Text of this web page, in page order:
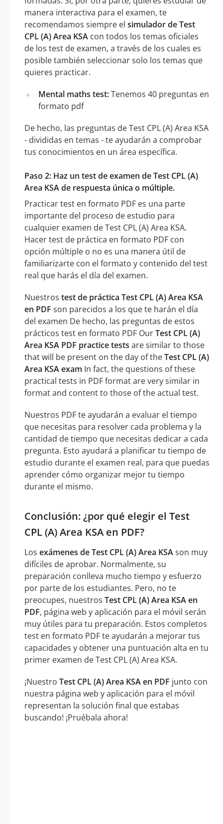
manera interactiva para el examen, te
recomendamos siempre el simulador de Test
CPL (A) Area KSA con todos los temas oficiales
de los test de examen, a través de los cuales es
posible también seleccionar solo los temas que
quieres practicar.
Mental maths test:Tenemos 40 preguntas en
formato pdf
De hecho, las preguntas de Test CPL (A) Area KSA
- divididas en temas - te ayudarán a comprobar
tus conocimientos en un área específica.
Paso 2: Haz un test de examen de Test CPL (A)
Area KSA de respuesta única o múltiple.
Practicar test en formato PDF es una parte
importante del proceso de estudio para
cualquier examen de Test CPL (A) Area KSA.
Hacer test de práctica en formato PDF con
opción múltiple o no es una manera útil de
familiarizarte con el formato y contenido del test
real que harás el día del examen.
Nuestros test de práctica Test CPL (A) Area KSA
en PDF son parecidos a los que te harán el día
del examen De hecho, las preguntas de estos
prácticos test en formato PDF OurTest CPL (A)
Area KSA PDF practice tests are similar to those
that will be present on the day of theTest CPL (A)
Area KSA exam In fact, the questions of these
practical tests in PDF format are very similar in
format and content to those of the actual test.
Nuestros PDF te ayudarán a evaluar el tiempo
que necesitas para resolver cada problema y la
cantidad de tiempo que necesitas dedicar a cada
pregunta. Esto ayudará a planificar tu tiempo de
estudio durante el examen real, para que puedas
aprender cómo organizar mejor tu tiempo
durante el mismo.
Conclusión: ¿por qué elegir el Test
CPL (A) Area KSA en PDF?
Los exámenes de Test CPL (A) Area KSAson muy
difíciles de aprobar. Normalmente, su
preparación conlleva mucho tiempo y esfuerzo
por parte de los estudiantes. Pero, no te
preocupes, nuestros Test CPL (A) Area KSA en
PDF, página web y aplicación para el móvil serán
muy útiles para tu preparación. Estos completos
test en formato PDF te ayudarán a mejorar tus
capacidades y obtener una puntuación alta en tu
primer examen de Test CPL (A) Area KSA.
¡Nuestro Test CPL (A) Area KSA en PDF junto con
nuestra página web y aplicación para el móvil
representan la solución final que estabas
buscando! ¡Pruébala ahora!